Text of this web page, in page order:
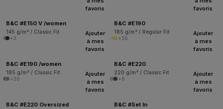
favoris
B&C #E150 V /women
145 g/m² / Classic Fit
+3
favoris
B&C #E190
185 g/m² / Regular Fit
+36
Ajouter
à mes
favoris
B&C #E190 /women
185 g/m² / Classic Fit
+36
Ajouter
à mes
favoris
B&C #E220
220 g/m² / Classic Fit
+6
Ajouter
à mes
favoris
B&C #E220 Oversized
Ajouter
à mes
favoris
B&C #Set In